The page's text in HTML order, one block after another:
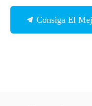
Consiga El